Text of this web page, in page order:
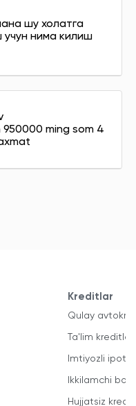
шу холатга
учун нима килиш
950000 ming som 4
Kreditlar
Qulay
Ta'lim kreditlari
Imtiyozli
Ikkilamchi
Hujjatsiz